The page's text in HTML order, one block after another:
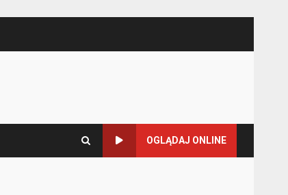
OGLĄDAJ ONLINE